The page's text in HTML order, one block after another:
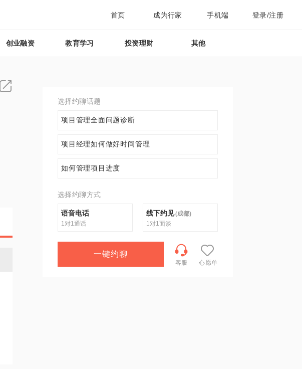
首页 成为行家 手机端 登录/注册
创业融资 教育学习 投资理财 其他
选择约聊话题
项目管理全面问题诊断
项目经理如何做好时间管理
如何管理项目进度
选择约聊方式
语音电话
1对1通话
线下约见(成都)
1对1面谈
一键约聊
客服 心愿单